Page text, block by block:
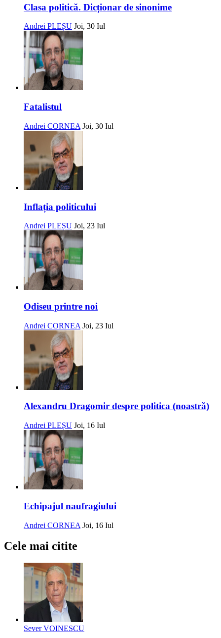
Clasa politică. Dicționar de sinonime
Andrei PLEȘU Joi, 30 Iul
Fatalistul
Andrei CORNEA Joi, 30 Iul
Inflația politicului
Andrei PLEȘU Joi, 23 Iul
Odiseu printre noi
Andrei CORNEA Joi, 23 Iul
Alexandru Dragomir despre politica (noastră)
Andrei PLEȘU Joi, 16 Iul
Echipajul naufragiului
Andrei CORNEA Joi, 16 Iul
Cele mai citite
Sever VOINESCU